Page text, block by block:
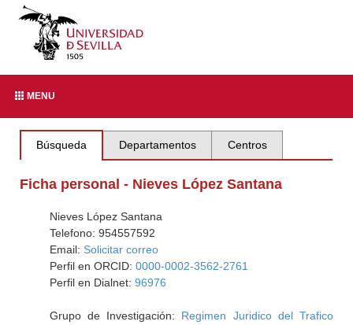
MENU
Búsqueda Departamentos Centros
Ficha personal - Nieves López Santana
Nieves López Santana
Telefono: 954557592
Email: Solicitar correo
Perfil en ORCID: 0000-0002-3562-2761
Perfil en Dialnet: 96976
Grupo de Investigación: Regimen Juridico del Trafico